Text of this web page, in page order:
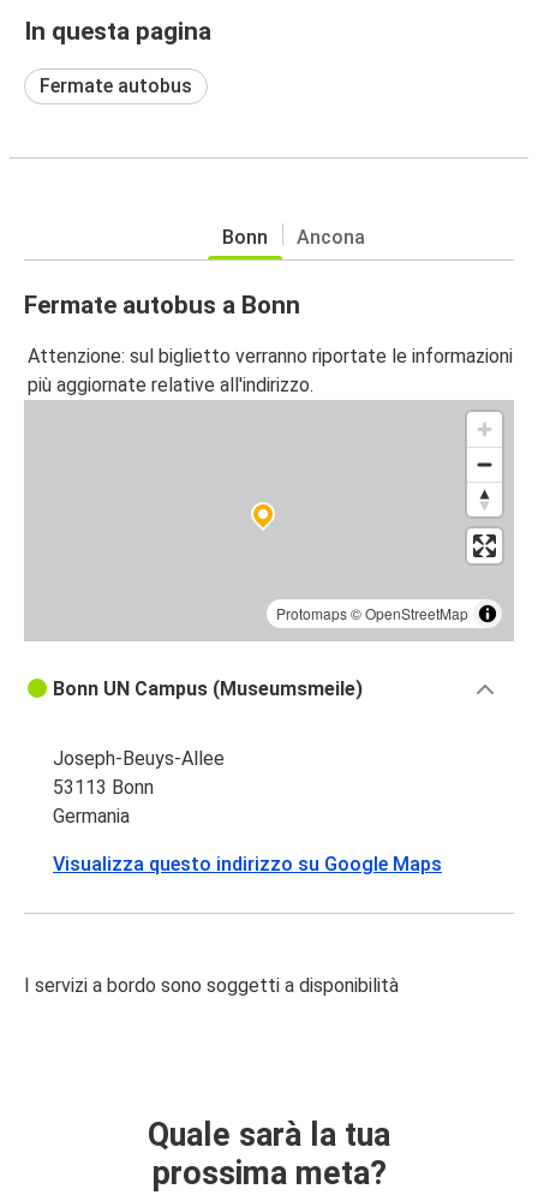
In questa pagina
Fermate autobus
Bonn Ancona
Fermate autobus a Bonn
Attenzione: sul biglietto verranno riportate le informazioni
più aggiornate relative all'indirizzo.
Protomaps©OpenStreetMap
Bonn UN Campus (Museumsmeile)
Joseph-Beuys-Allee
53113 Bonn
Germania
Visualizza questo indirizzo su Google Maps
I servizi a bordo sono soggetti a disponibilità
Quale sarà la tua
prossima meta?